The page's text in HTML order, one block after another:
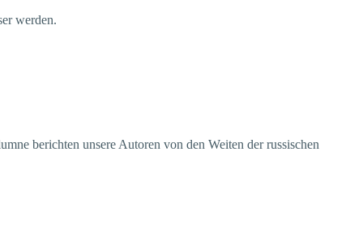
werden.
berichten unsere Autoren von den Weiten der russischen